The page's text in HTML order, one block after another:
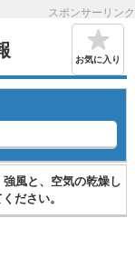
スポンサーリンク
お気に入り
強風と、空気の乾燥し
ださい。